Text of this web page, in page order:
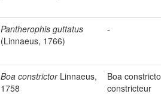
Pantherophis guttatus
(Linnaeus, 1766)
-
Boa constrictorLinnaeus,
1758
Boa
constricteur